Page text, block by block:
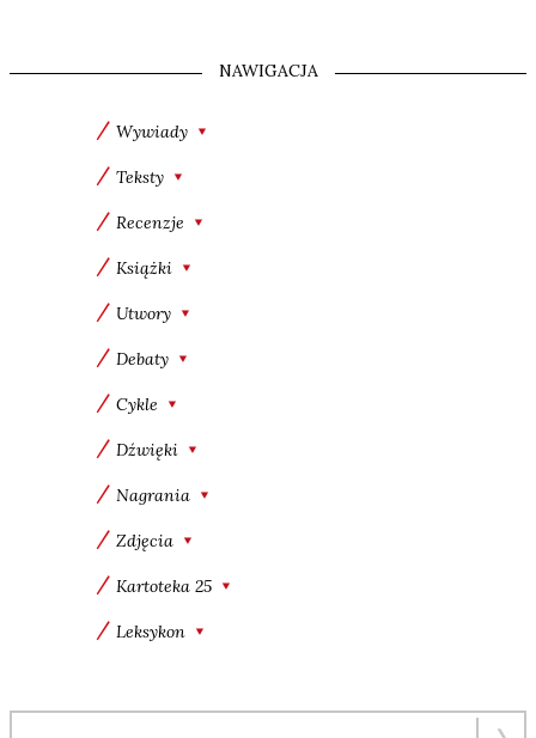
NAWIGACJA
Wywiady
Teksty
Recenzje
Książki
Utwory
Debaty
Cykle
Dźwięki
Nagrania
Zdjęcia
Kartoteka 25
Leksykon